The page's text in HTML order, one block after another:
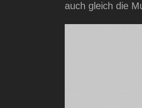
auch gleich die